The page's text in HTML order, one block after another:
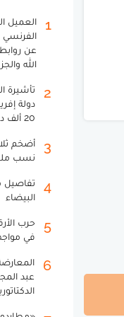
1
العميل
عن
الله
2
دولة
20 ألف دولار
3
أضخم
نسب
4
تفاصيل
البيضاء
5
حرب
في
6
عبد